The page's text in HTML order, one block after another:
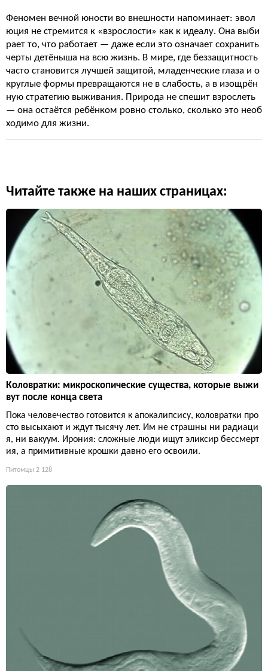
Феномен вечной юности во внешности напоминает: эвол
юция не стремится к «взрослости» как к идеалу. Она выби
рает то, что работает — даже если это означает сохранить
черты детёныша на всю жизнь. В мире, где беззащитность
часто становится лучшей защитой, младенческие глаза и о
круглые формы превращаются не в слабость, а в изощрён
ную стратегию выживания. Природа не спешит взрослеть
— она остаётся ребёнком ровно столько, сколько это необ
ходимо для жизни.
Читайте также на наших страницах:
Коловратки: микроскопические существа, которые выжи
вут после конца света
Пока человечество готовится к апокалипсису, коловратки про
сто высыхают и ждут тысячу лет. Им не страшны ни радиаци
я, ни вакуум. Ирония: сложные люди ищут эликсир бессмерт
ия, а примитивные крошки давно его освоили.
Питомцы 2 128